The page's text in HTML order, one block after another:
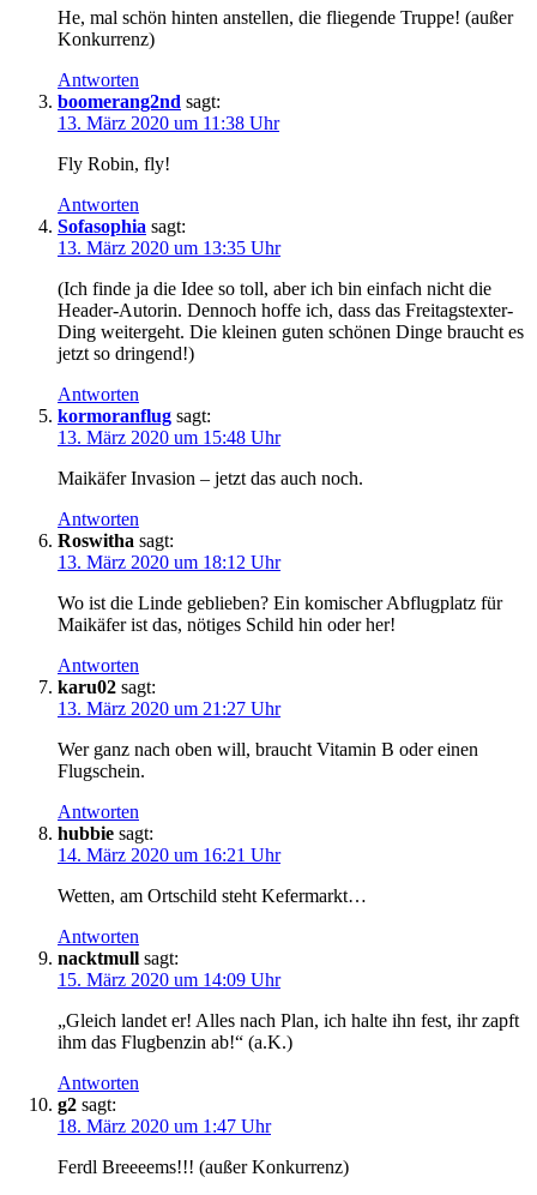
He, mal schön hinten anstellen, die fliegende Truppe! (außer
Konkurrenz)
Antworten
boomerang2nd sagt:
13. März 2020 um 11:38 Uhr
Fly Robin, fly!
Antworten
Sofasophia sagt:
13. März 2020 um 13:35 Uhr
(Ich finde ja die Idee so toll, aber ich bin einfach nicht die
Header-Autorin. Dennoch hoffe ich, dass das Freitagstexter-
Ding weitergeht. Die kleinen guten schönen Dinge braucht es
jetzt so dringend!)
Antworten
kormoranflug sagt:
13. März 2020 um 15:48 Uhr
Maikäfer Invasion – jetzt das auch noch.
Antworten
Roswitha sagt:
13. März 2020 um 18:12 Uhr
Wo ist die Linde geblieben? Ein komischer Abflugplatz für
Maikäfer ist das, nötiges Schild hin oder her!
Antworten
karu02 sagt:
13. März 2020 um 21:27 Uhr
Wer ganz nach oben will, braucht Vitamin B oder einen
Flugschein.
Antworten
hubbie sagt:
14. März 2020 um 16:21 Uhr
Wetten, am Ortschild steht Kefermarkt…
Antworten
nacktmull sagt:
15. März 2020 um 14:09 Uhr
„Gleich landet er! Alles nach Plan, ich halte ihn fest, ihr zapft
ihm das Flugbenzin ab!“ (a.K.)
Antworten
g2 sagt:
18. März 2020 um 1:47 Uhr
Ferdl Breeeems!!! (außer Konkurrenz)